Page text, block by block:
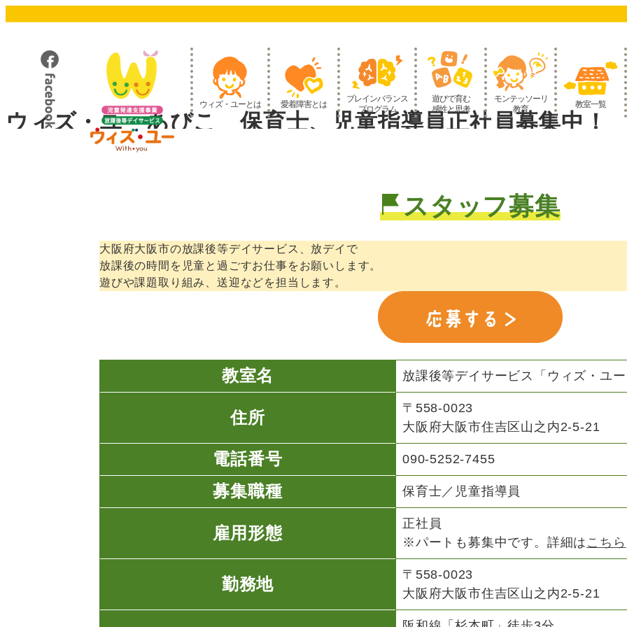
ン
ウィズ・ユーとは 愛着障害とは
ブレインバランス
プログラム
遊びで育む
感性と思考
モンテッソーリ
教育
教室一覧
ウィズ・ユーあびこ 保育士、児童指導員正社員募集中！
スタッフ募集
大阪府大阪市の放課後等デイサービス、放デイで
放課後の時間を児童と過ごすお仕事をお願いします。
遊びや課題取り組み、送迎などを担当します。
教室名 放課後等デイサービス「ウィズ・ユ
住所
〒558-0023
大阪府大阪市住吉区山之内2-5-21
電話番号 090-5252-7455
募集職種 保育士／児童指導員
雇用形態
正社員
※パートも募集中です。詳細は こちら
勤務地
〒558-0023
大阪府大阪市住吉区山之内2-5-21